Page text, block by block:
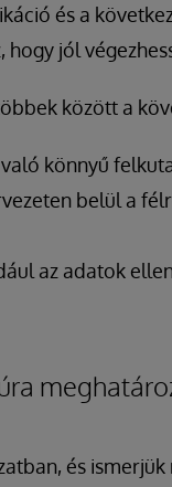
és a
jól
között a
könnyű
belül a
az adatok
és